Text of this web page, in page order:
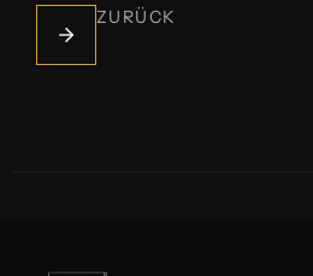
ZURÜCK